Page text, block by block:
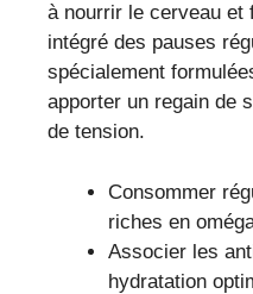
à nourrir le cerveau et
intégré des pauses
spécialement
apporter un regain de
de tension.
Consommer
riches en
Associer les
hydratation